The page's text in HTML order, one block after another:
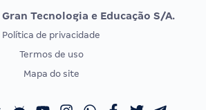
Vunesp
EXAME DE ORDEM
Calendário OAB
Tecnologia e Educação S/A.
Política de privacidade
Termos de uso
Mapa do site